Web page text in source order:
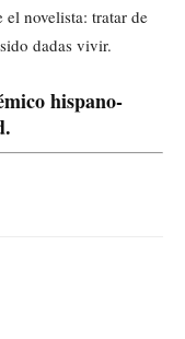
el novelista: tratar de
dadas vivir.
hispano-